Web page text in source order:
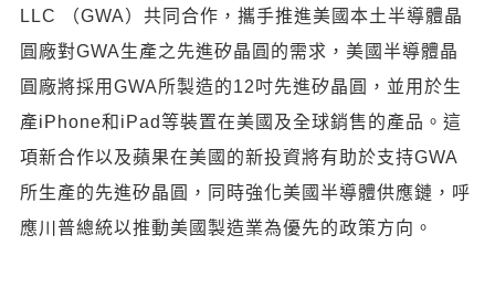
LLC （GWA）共同合作，攜手推進美國本土半導體晶
圓廠對GWA生產之先進矽晶圓的需求，美國半導體晶
圓廠將採用GWA所製造的12吋先進矽晶圓，並用於生
產iPhone和iPad等裝置在美國及全球銷售的產品。這
項新合作以及蘋果在美國的新投資將有助於支持GWA
所生產的先進矽晶圓，同時強化美國半導體供應鏈，呼
應川普總統以推動美國製造業為優先的政策方向。